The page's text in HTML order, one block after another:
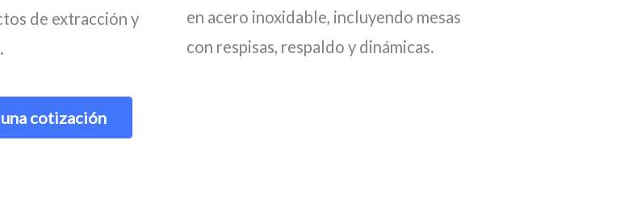
de extracción y
en acero inoxidable, incluyendo mesas
con respisas, respaldo y dinámicas.
cotización